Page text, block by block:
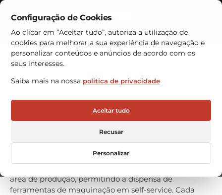
Configuração de Cookies
Ao clicar em “Aceitar tudo”, autoriza a utilização de
cookies para melhorar a sua experiência de navegação e
personalizar conteúdos e anúncios de acordo com os
seus interesses.
Saiba mais na nossa política de privacidade
Aceitar tudo
Recusar
Personalizar
Contactos
Armário automático vertical
para ferramentas de
maquinação na SINTERPRES
A VRC WAREHOUSE TECHNOLOGIES acaba de
completar a instalação de um armazém vertical
automático Hänel Rotomat na SINTERPRES –
especialista sinterizar metal, localizado em Barbera-
área de produção, permitindo a dispensa de
ferramentas de maquinação em self-service. Cada